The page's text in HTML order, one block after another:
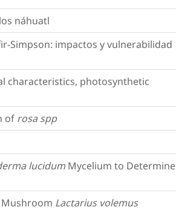
náhuatl
Simpson: impactos y vulnerabilidad
characteristics, photosynthetic
of rosa spp
lucidumMycelium to Determine
Lactarius volemus